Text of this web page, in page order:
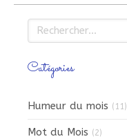
Rechercher
Catégories
Humeur du mois (11)
Mot du Mois (2)